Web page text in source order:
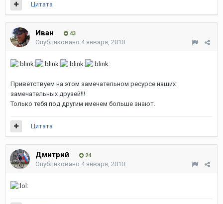
Цитата
Иван 43
Опубликовано 4 января, 2010
Приветствуем на этом замечательном ресурсе наших
замечательных друзей!!!
Только тебя под другим именем больше знают.
Цитата
Дмитрий 24
Опубликовано 4 января, 2010